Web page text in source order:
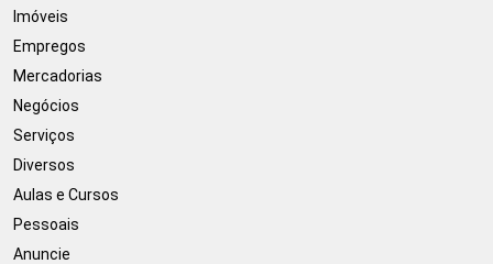
Imóveis
Empregos
Mercadorias
Negócios
Serviços
Diversos
Aulas e Cursos
Pessoais
Anuncie